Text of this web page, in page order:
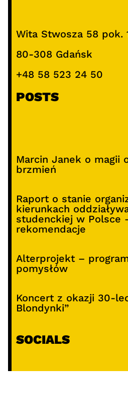
Wita Stwosza 58 pok.
80-308 Gdańsk
+48 58 523 24 50
POSTS
Marcin Janek o magii
brzmień
Raport o stanie
kierunkach
studenckiej w Polsce
rekomendacje
Alterprojekt –
pomysłów
Koncert z okazji 30-
Blondynki”
SOCIALS